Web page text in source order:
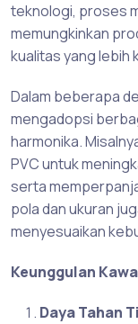
teknologi, proses
memungkinkan
kualitas yang lebih
Dalam beberapa
mengadopsi
harmonika.
PVC untuk
serta
pola dan ukuran
menyesuaikan
Keunggulan
Daya Tahan